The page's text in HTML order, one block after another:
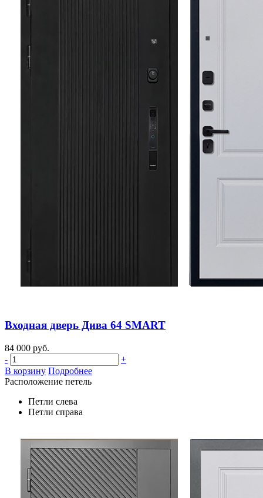
Входная дверь Дива 64 SMART
84 000 руб.
-
+
В корзину Подробнее
Расположение петель
Петли слева
Петли справа